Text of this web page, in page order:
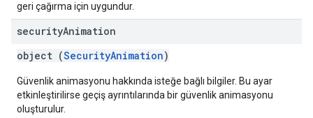
geri çağırma için uygundur.
securityAnimation
object (SecurityAnimation)
Güvenlik animasyonu hakkında isteğe bağlı bilgiler. Bu ayar
etkinleştirilirse geçiş ayrıntılarında bir güvenlik animasyonu
oluşturulur.